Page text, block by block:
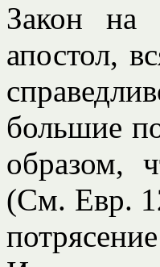
Закон на
апостол,
большие
образом,
(См. Евр.